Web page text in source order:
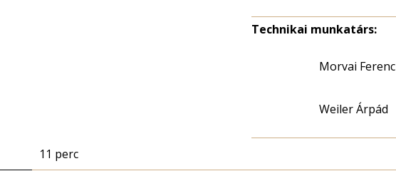
Technikai munkatárs:
Morvai Ferenc
Weiler Árpád
11 perc